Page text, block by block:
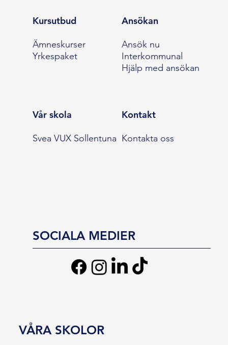
Kursutbud
Ämneskurser
Yrkespaket
Ansökan
Ansök nu
Interkommunal
Hjälp med ansökan
Vår skola
Svea VUX Sollentuna
Kontakt
Kontakta oss
SOCIALA MEDIER
VÅRA SKOLOR